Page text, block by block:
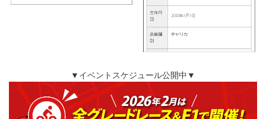
▼イベントスケジュール公開中▼